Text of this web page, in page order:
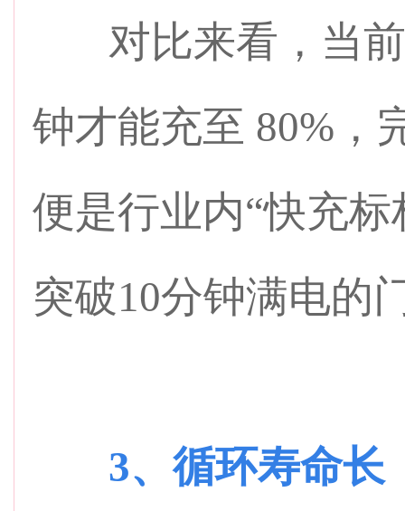
对比来看，当前
钟才能充至 80%，
便是行业内“快充
突破10分钟满电的
3、循环寿命长